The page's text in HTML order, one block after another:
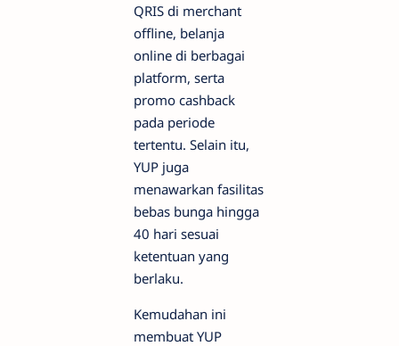
QRIS di merchant
offline, belanja
online di berbagai
platform, serta
promo cashback
pada periode
tertentu. Selain itu,
YUP juga
menawarkan fasilitas
bebas bunga hingga
40 hari sesuai
ketentuan yang
berlaku.
Kemudahan ini
membuat YUP